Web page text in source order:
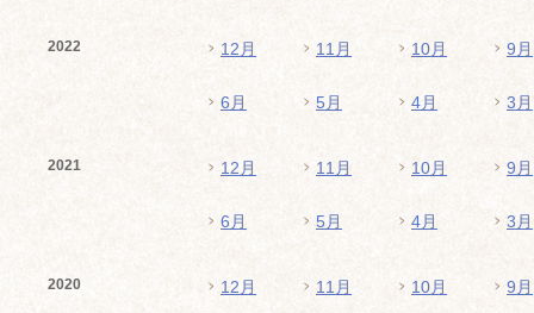
2022 12月 11月 10月 9月
6月 5月 4月 3月
2021 12月 11月 10月 9月
6月 5月 4月 3月
2020 12月 11月 10月 9月